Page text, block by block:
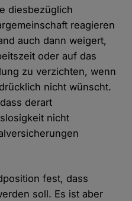
diesbezüglich
reagieren
auch dann weigert,
oder auf das
zu verzichten, wenn
nicht wünscht.
derart
nicht
fest, dass
soll. Es ist aber